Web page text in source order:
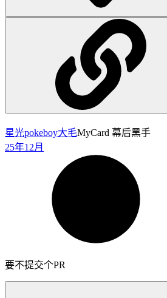
星光pokeboy大毛MyCard 幕后黑手
25年12月
要不提交个PR